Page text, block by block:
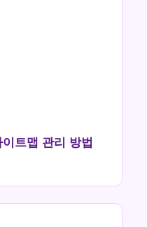
트맵 관리 방법